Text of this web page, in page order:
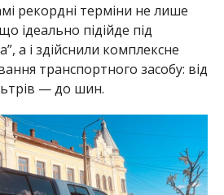
рекордні терміни не лише
ідеально підійде під
а і здійснили комплексне
транспортного засобу: від
— до шин.